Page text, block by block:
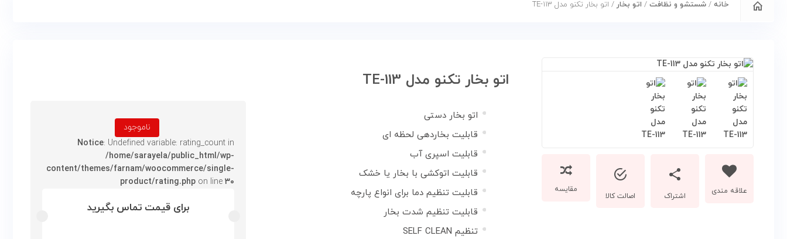
خانه / شستشو و نظافت / اتو بخار / اتو بخار تکنو مدل TE-113
اشتراک اصالت کالا
مقایسه
اتو بخار تکنو مدل TE-113
اتو بخار دستی
قابلیت بخاردهی لحظه ای
قابلیت اسپری آب
قابلیت اتوکشی با بخار یا خشک
قابلیت تنظیم دما برای انواع پارچه
قابلیت تنظیم شدت بخار
تنظیم SELF CLEAN
ناموجود
Notice: Undefined variable: rating_count in
/home/sarayela/public_html/wp-
content/themes/farnam/woocommerce/single-
product/rating.php on line۳۰
برای قیمت تماس بگیرید